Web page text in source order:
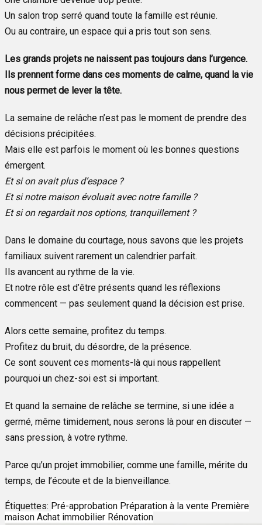
Un salon trop serré quand toute la famille est réunie.
Ou au contraire, un espace qui a pris tout son sens.
Les grands projets ne naissent pas toujours dans l’urgence.
Ils prennent forme dans ces moments de calme, quand la vie
nous permet de lever la tête.
La semaine de relâche n’est pas le moment de prendre des
décisions précipitées.
Mais elle est parfois le moment où les bonnes questions
émergent.
Et si on avait plus d’espace ?
Et si notre maison évoluait avec notre famille ?
Et si on regardait nos options, tranquillement ?
Dans le domaine du courtage, nous savons que les projets
familiaux suivent rarement un calendrier parfait.
Ils avancent au rythme de la vie.
Et notre rôle est d’être présents quand les réflexions
commencent — pas seulement quand la décision est prise.
Alors cette semaine, profitez du temps.
Profitez du bruit, du désordre, de la présence.
Ce sont souvent ces moments-là qui nous rappellent
pourquoi un chez-soi est si important.
Et quand la semaine de relâche se termine, si une idée a
germé, même timidement, nous serons là pour en discuter —
sans pression, à votre rythme.
Parce qu’un projet immobilier, comme une famille, mérite du
temps, de l’écoute et de la bienveillance.
Étiquettes: Pré-approbation Préparation à la vente Première
maison Achat immobilier Rénovation